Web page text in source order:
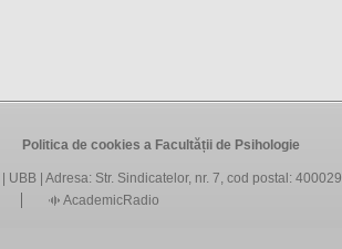
Politica de cookies a Facultății de Psihologie
UBB | Adresa: Str. Sindicatelor, nr. 7, cod postal: 400029
AcademicRadio